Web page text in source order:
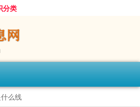
分类
么线